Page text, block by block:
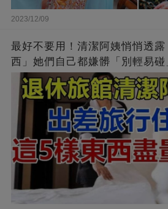
2023/12/09
最好不要用！清潔阿姨悄悄透
西」她們自己都嫌髒「別輕易碰